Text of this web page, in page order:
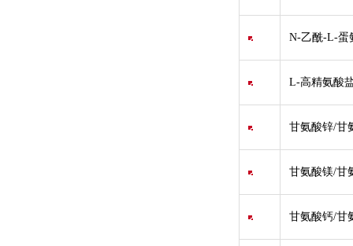
N-乙酰-L-蛋
L-高精氨酸
甘氨酸锌/甘
甘氨酸镁/甘
甘氨酸钙/甘